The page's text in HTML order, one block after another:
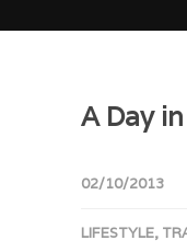
A Day
02/10/2013
LIFESTYLE,